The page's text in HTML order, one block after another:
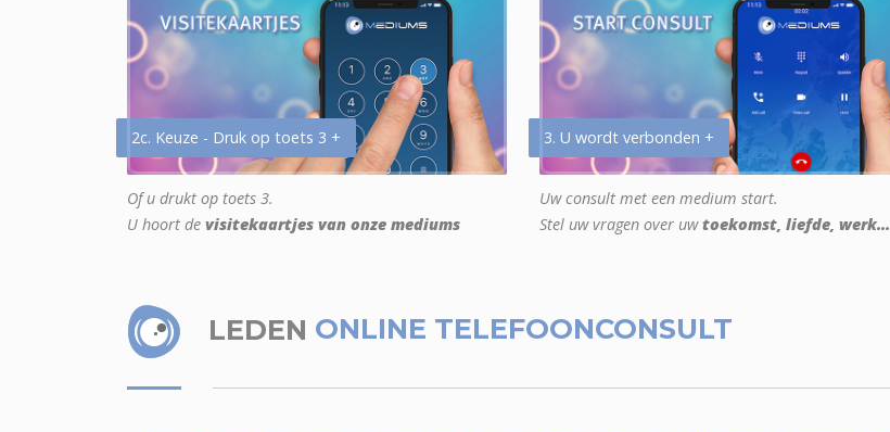
2c. Keuze - Druk op toets 3 +
Of u drukt op toets 3.
U hoort de visitekaartjes van onze mediums
3. U wordt verbonden +
Uw consult met een medium start.
Stel uw vragen over uwtoekomst, liefde, werk...
LEDEN ONLINE TELEFOONCONSULT